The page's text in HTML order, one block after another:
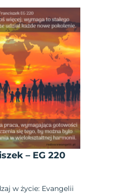
– EG 220
w życie: Evangelii